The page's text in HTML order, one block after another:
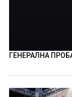
ГЕНЕРАЛНА